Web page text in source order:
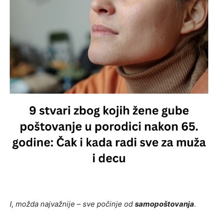
I, možda najvažnije – sve počinje od samopoštovanja.